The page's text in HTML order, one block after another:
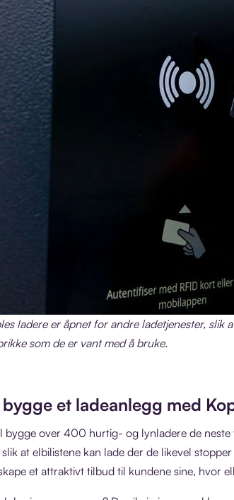
ladere er åpnet for andre ladetjenester, slik
som de er vant med å bruke.
et ladeanlegg med
bygge over 400 hurtig- og lynladere de
at elbilistene kan lade der de likevel
et attraktivt tilbud til kundene sine, hvor